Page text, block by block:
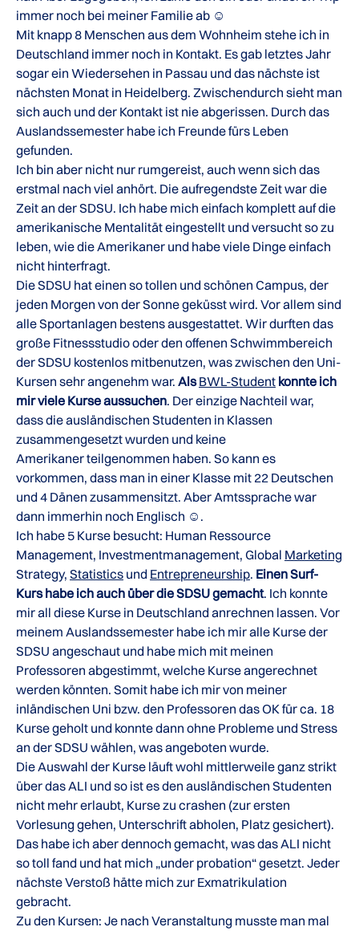
immer noch bei meiner Familie ab ☺
Mit knapp 8 Menschen aus dem Wohnheim stehe ich in
Deutschland immer noch in Kontakt. Es gab letztes Jahr
sogar ein Wiedersehen in Passau und das nächste ist
nächsten Monat in Heidelberg. Zwischendurch sieht man
sich auch und der Kontakt ist nie abgerissen. Durch das
Auslandssemester habe ich Freunde fürs Leben
gefunden.
Ich bin aber nicht nur rumgereist, auch wenn sich das
erstmal nach viel anhört. Die aufregendste Zeit war die
Zeit an der SDSU. Ich habe mich einfach komplett auf die
amerikanische Mentalität eingestellt und versucht so zu
leben, wie die Amerikaner und habe viele Dinge einfach
nicht hinterfragt.
Die SDSU hat einen so tollen und schönen Campus, der
jeden Morgen von der Sonne geküsst wird. Vor allem sind
alle Sportanlagen bestens ausgestattet. Wir durften das
große Fitnessstudio oder den offenen Schwimmbereich
der SDSU kostenlos mitbenutzen, was zwischen den Uni-
Kursen sehr angenehm war. Als BWL-Student konnte ich
mir viele Kurse aussuchen. Der einzige Nachteil war,
dass die ausländischen Studenten in Klassen
zusammengesetzt wurden und keine
Amerikaner teilgenommen haben. So kann es
vorkommen, dass man in einer Klasse mit 22 Deutschen
und 4 Dänen zusammensitzt. Aber Amtssprache war
dann immerhin noch Englisch ☺.
Ich habe 5 Kurse besucht: Human Ressource
Management, Investmentmanagement, Global Marketing
Strategy, Statistics und Entrepreneurship. Einen Surf-
Kurs habe ich auch über die SDSU gemacht. Ich konnte
mir all diese Kurse in Deutschland anrechnen lassen. Vor
meinem Auslandssemester habe ich mir alle Kurse der
SDSU angeschaut und habe mich mit meinen
Professoren abgestimmt, welche Kurse angerechnet
werden könnten. Somit habe ich mir von meiner
inländischen Uni bzw. den Professoren das OK für ca. 18
Kurse geholt und konnte dann ohne Probleme und Stress
an der SDSU wählen, was angeboten wurde.
Die Auswahl der Kurse läuft wohl mittlerweile ganz strikt
über das ALI und so ist es den ausländischen Studenten
nicht mehr erlaubt, Kurse zu crashen (zur ersten
Vorlesung gehen, Unterschrift abholen, Platz gesichert).
Das habe ich aber dennoch gemacht, was das ALI nicht
so toll fand und hat mich „under probation“ gesetzt. Jeder
nächste Verstoß hätte mich zur Exmatrikulation
gebracht.
Zu den Kursen: Je nach Veranstaltung musste man mal